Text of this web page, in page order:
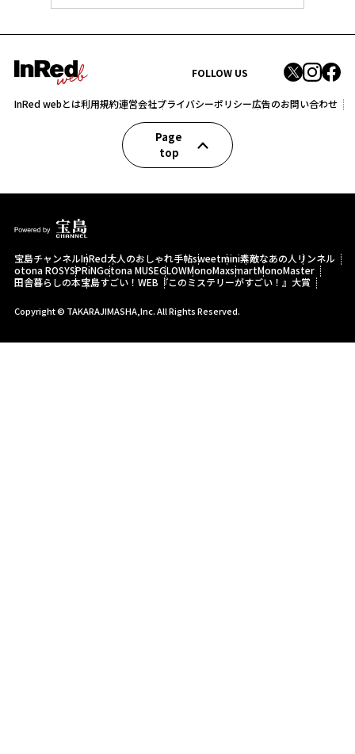
FOLLOW US
InRed webとは利用規約運営会社プライバシーポリシー広告のお問い合わせ
Page
top
宝島チャンネルInRed大人のおしゃれ手帖sweetmini素敵なあの人 リンネル
otona ROSYSPRiNGotona MUSEGLOWMonoMaxsmartMonoMaster
田舎暮らしの本宝島すごい！WEB 『このミステリーがすごい！』大賞
Copyright © TAKARAJIMASHA,Inc. All Rights Reserved.